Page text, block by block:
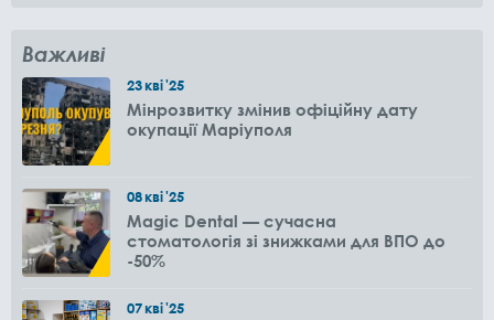
Важливі
23кві'25
Мінрозвитку змінив офіційну дату
окупації Маріуполя
08кві'25
Magic Dental — сучасна
стоматологія зі знижками для ВПО до
-50%
07кві'25